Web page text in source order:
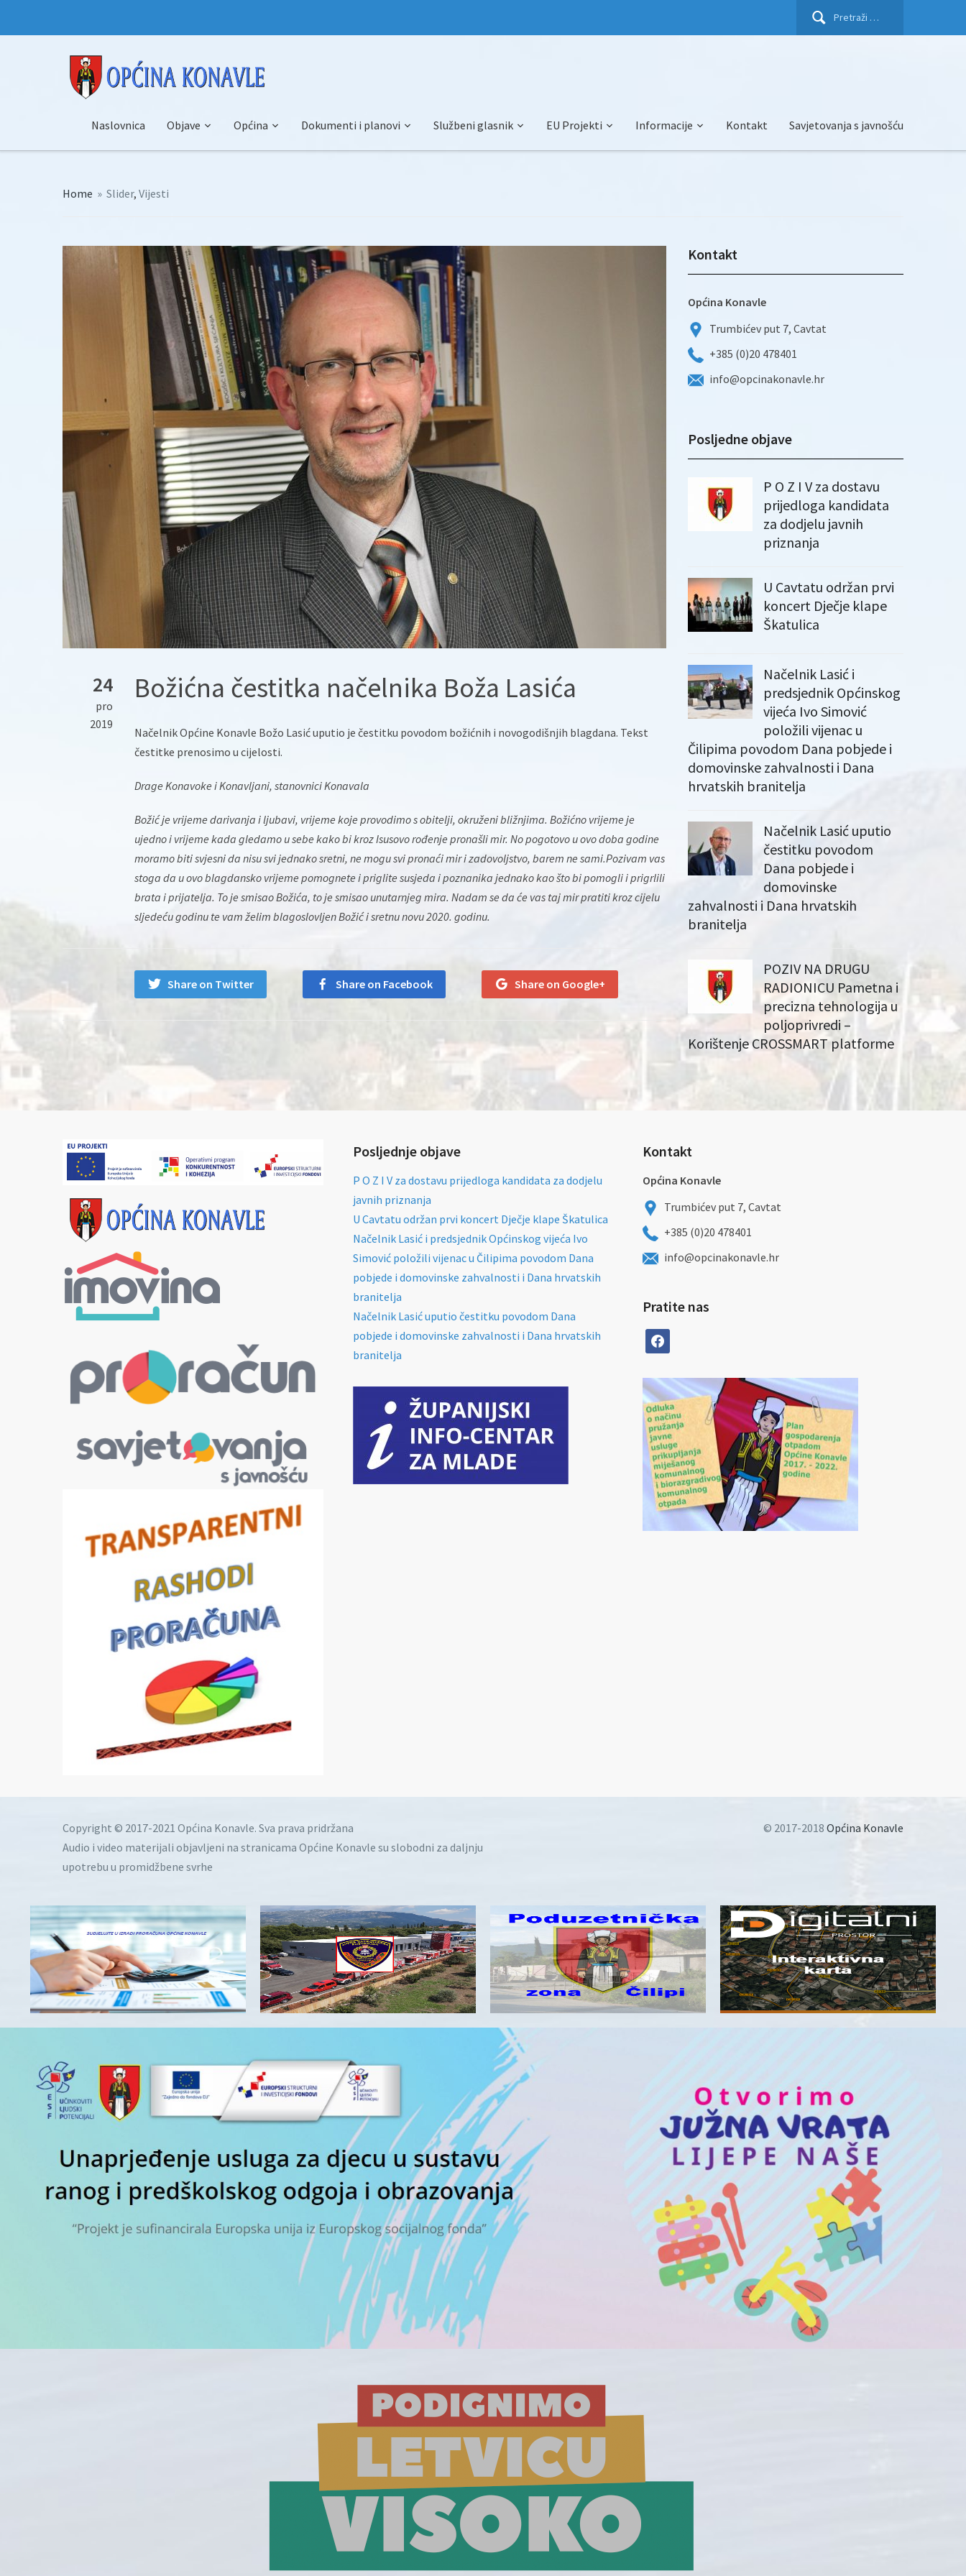
Pretraži:
Naslovnica Objave Općina Dokumenti i planovi Službeni glasnik EU Projekti Informacije Kontakt Savjetovanja s javnošću
Home » Slider, Vijesti
24
pro
2019
Božićna čestitka načelnika Boža Lasića
Načelnik Općine Konavle Božo Lasić uputio je čestitku povodom božićnih i novogodišnjih blagdana. Tekst
čestitke prenosimo u cijelosti.
Drage Konavoke i Konavljani, stanovnici Konavala
Božić je vrijeme darivanja i ljubavi, vrijeme koje provodimo s obitelji, okruženi bližnjima. Božićno vrijeme je
ujedno i vrijeme kada gledamo u sebe kako bi kroz Isusovo rođenje pronašli mir. No pogotovo u ovo doba godine
moramo biti svjesni da nisu svi jednako sretni, ne mogu svi pronaći mir i zadovoljstvo, barem ne sami.Pozivam vas
stoga da u ovo blagdansko vrijeme pomognete i priglite susjeda i poznanika jednako kao što bi pomogli i prigrlili
brata i prijatelja. To je smisao Božića, to je smisao unutarnjeg mira. Nadam se da će vas taj mir pratiti kroz cijelu
sljedeću godinu te vam želim blagoslovljen Božić i sretnu novu 2020. godinu.
Share on Twitter Share on Facebook Share on Google+
Kontakt
Općina Konavle
Trumbićev put 7, Cavtat
+385 (0)20 478401
info@opcinakonavle.hr
Posljedne objave
P O Z I V za dostavu
prijedloga kandidata
za dodjelu javnih
priznanja
U Cavtatu održan prvi
koncert Dječje klape
Škatulica
Načelnik Lasić i
predsjednik Općinskog
vijeća Ivo Simović
položili vijenac u
Čilipima povodom Dana pobjede i
domovinske zahvalnosti i Dana
hrvatskih branitelja
Načelnik Lasić uputio
čestitku povodom
Dana pobjede i
domovinske
zahvalnosti i Dana hrvatskih
branitelja
POZIV NA DRUGU
RADIONICU Pametna i
precizna tehnologija u
poljoprivredi –
Korištenje CROSSMART platforme
Posljednje objave
P O Z I V za dostavu prijedloga kandidata za dodjelu
javnih priznanja
U Cavtatu održan prvi koncert Dječje klape Škatulica
Načelnik Lasić i predsjednik Općinskog vijeća Ivo
Simović položili vijenac u Čilipima povodom Dana
pobjede i domovinske zahvalnosti i Dana hrvatskih
branitelja
Načelnik Lasić uputio čestitku povodom Dana
pobjede i domovinske zahvalnosti i Dana hrvatskih
branitelja
Kontakt
Općina Konavle
Trumbićev put 7, Cavtat
+385 (0)20 478401
info@opcinakonavle.hr
Pratite nas
facebook
Copyright © 2017-2021 Općina Konavle. Sva prava pridržana
Audio i video materijali objavljeni na stranicama Općine Konavle su slobodni za daljnju
upotrebu u promidžbene svrhe
© 2017-2018 Općina Konavle